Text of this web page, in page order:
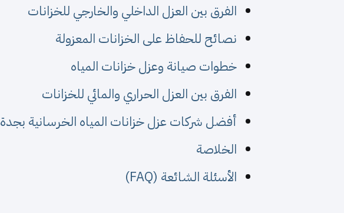
الفرق بين العزل الداخلي والخارجي للخزانات
نصائح للحفاظ على الخزانات المعزولة
خطوات صيانة وعزل خزانات المياه
الفرق بين العزل الحراري والمائي للخزانات
أفضل شركات عزل خزانات المياه الخرسانية بجدة
الخلاصة
الأسئلة الشائعة (FAQ)